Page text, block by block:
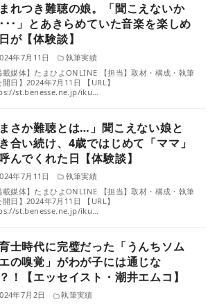
れつき難聴の娘。「聞こえないか
･･」とあきらめていた音楽を楽しめ
が【体験談】
年7月11日
執筆実績
載媒体】たまひよONLINE 【担当】取材・構成・執筆
開日】2024年7月11日 【URL】
st.benesse.ne.jp/iku…
まさか難聴とは…」聞こえない娘と
合い続け、4歳ではじめて「ママ」
んでくれた日【体験談】
年7月11日
執筆実績
載媒体】たまひよONLINE 【担当】取材・構成・執筆
開日】2024年7月11日 【URL】
st.benesse.ne.jp/iku…
士時代に完璧だった「うんちソム
の嗅覚」がわが子には通じな
！【エッセイスト・潮井エムコ】
年7月2日
執筆実績